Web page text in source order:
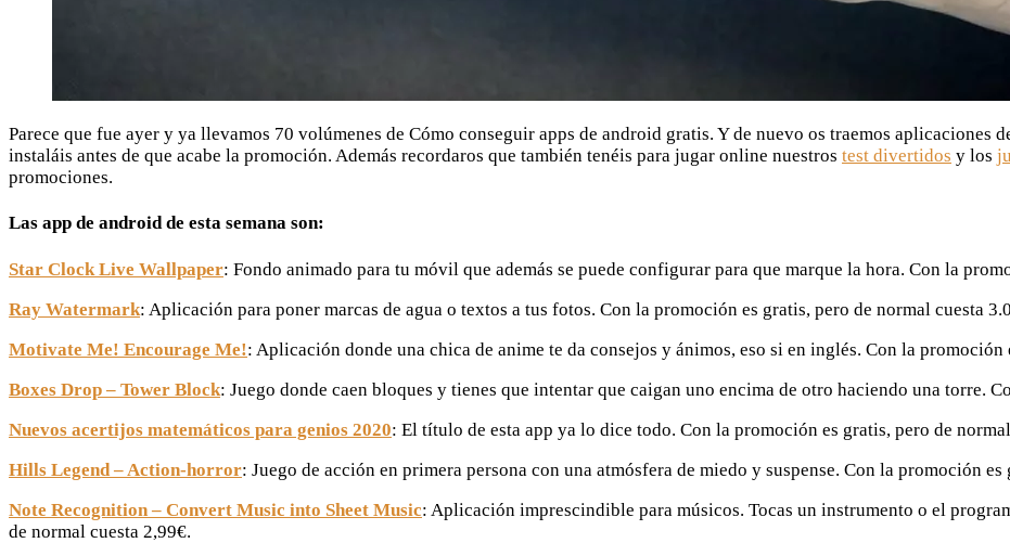
Parece que fue ayer y ya llevamos 70 volúmenes de Cómo conseguir apps de android gratis. Y de nuevo os traemos aplicaciones
instaláis antes de que acabe la promoción. Además recordaros que también tenéis para jugar online nuestros test divertidos y los
promociones.
Las app de android de esta semana son:
Star Clock Live Wallpaper: Fondo animado para tu móvil que además se puede configurar para que marque la hora. Con la
Ray Watermark: Aplicación para poner marcas de agua o textos a tus fotos. Con la promoción es gratis, pero de normal cuesta
Motivate Me! Encourage Me!: Aplicación donde una chica de anime te da consejos y ánimos, eso si en inglés. Con la
Boxes Drop – Tower Block: Juego donde caen bloques y tienes que intentar que caigan uno encima de otro haciendo una torre.
Nuevos acertijos matemáticos para genios 2020: El título de esta app ya lo dice todo. Con la promoción es gratis, pero de
Hills Legend – Action-horror: Juego de acción en primera persona con una atmósfera de miedo y suspense. Con la promoción
Note Recognition – Convert Music into Sheet Music: Aplicación imprescindible para músicos. Tocas un instrumento o el
de normal cuesta 2,99€.